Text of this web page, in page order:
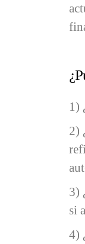
1)
2)
3)
si
4)